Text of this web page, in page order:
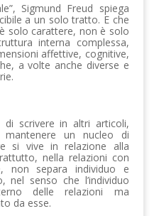
Sigmund Freud spiega
a un solo tratto. E che
solo carattere, non è solo
interna complessa,
affettive, cognitive,
a volte anche diverse e
scrivere in altri articoli,
mantenere un nucleo di
si vive in relazione alla
nella relazioni con
non separa individuo e
senso che l’individuo
delle relazioni ma
da esse.